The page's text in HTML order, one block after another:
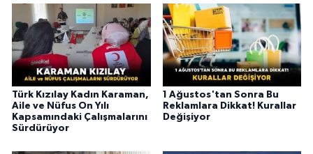
Türk Kızılay Kadın Karaman,
Aile ve Nüfus On Yılı
Kapsamındaki Çalışmalarını
Sürdürüyor
1 Ağustos'tan Sonra Bu
Reklamlara Dikkat! Kurallar
Değişiyor